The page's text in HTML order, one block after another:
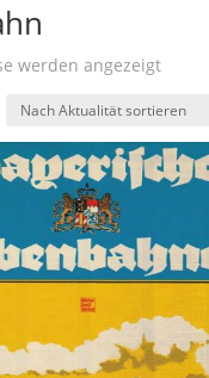
werden angezeigtNach
sortiert